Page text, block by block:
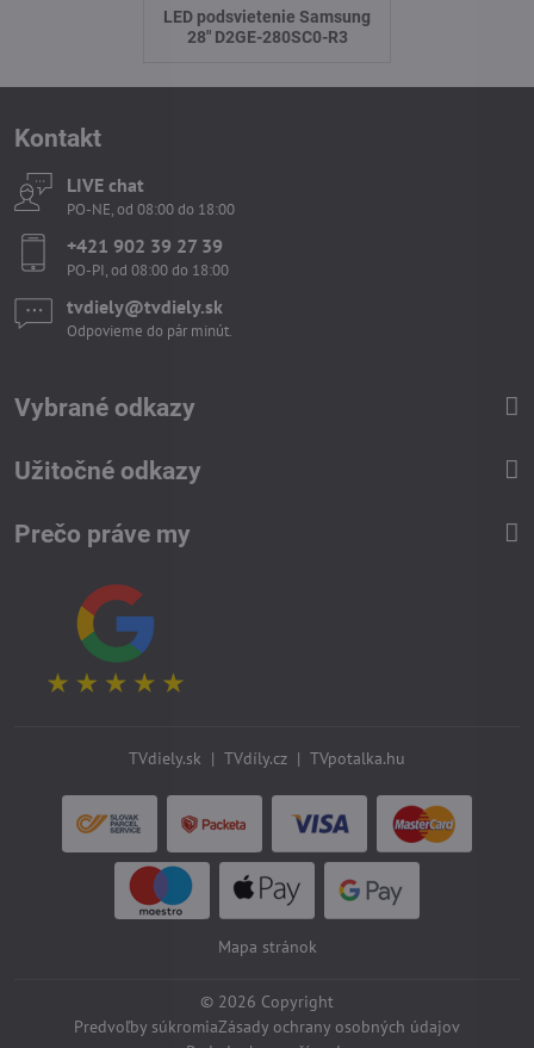
LED podsvietenie Samsung
28" D2GE-280SC0-R3
Kontakt
LIVE chat
PO-NE, od 08:00 do 18:00
+421 902 39 27 39
PO-PI, od 08:00 do 18:00
tvdiely​​@tvdiely​​.sk
Odpovieme do pár minút.
Vybrané odkazy
Užitočné odkazy
Prečo práve my
TVdiely.sk | TVdíly.cz | TVpotalka.hu
Mapa stránok
© 2026 Copyright
Predvoľby súkromiaZásady ochrany osobných údajov